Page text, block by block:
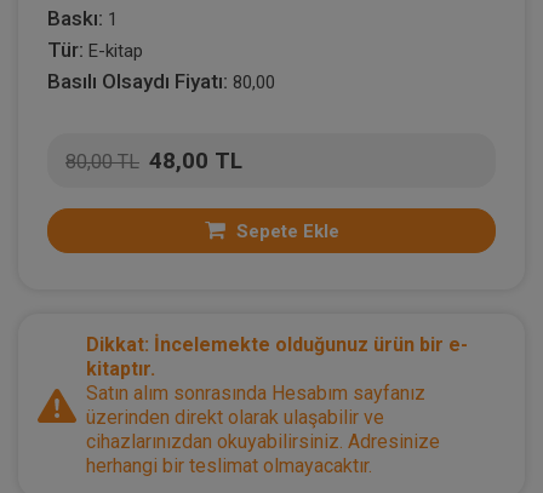
Baskı: 1
Tür: E-kitap
Basılı Olsaydı Fiyatı: 80,00
80,00 TL 48,00 TL
Sepete Ekle
Dikkat: İncelemekte olduğunuz ürün bir e-
kitaptır.
Satın alım sonrasında Hesabım sayfanız
üzerinden direkt olarak ulaşabilir ve
cihazlarınızdan okuyabilirsiniz. Adresinize
herhangi bir teslimat olmayacaktır.